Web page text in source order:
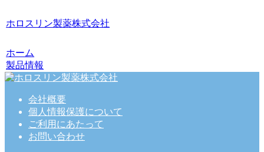
ホロスリン製薬株式会社
ホーム
製品情報
会社概要
個人情報保護について
ご利用にあたって
お問い合わせ